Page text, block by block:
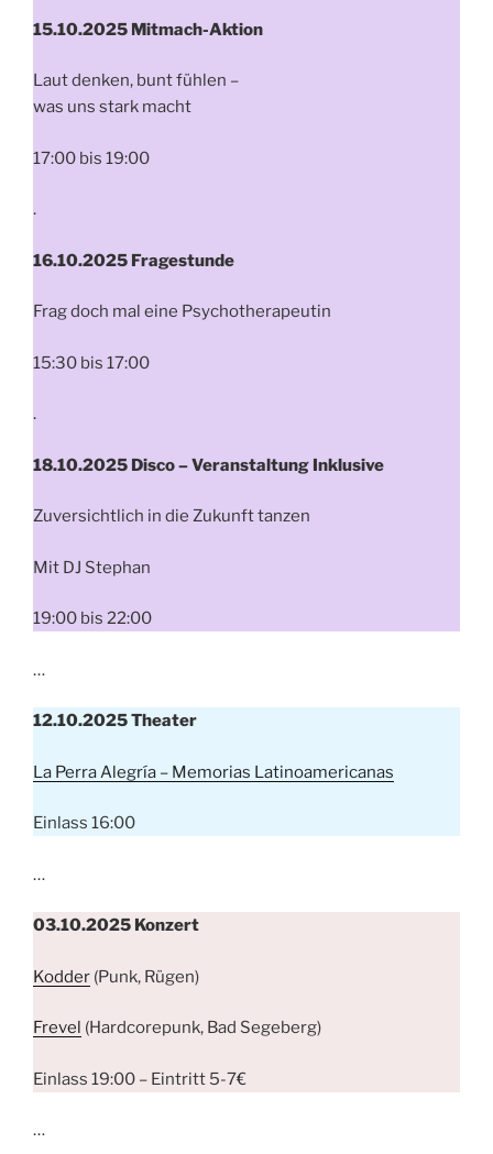
15.10.2025 Mitmach-Aktion
Laut denken, bunt fühlen –
was uns stark macht
17:00 bis 19:00
.
16.10.2025 Fragestunde
Frag doch mal eine Psychotherapeutin
15:30 bis 17:00
.
18.10.2025 Disco – Veranstaltung Inklusive
Zuversichtlich in die Zukunft tanzen
Mit DJ Stephan
19:00 bis 22:00
…
12.10.2025 Theater
La Perra Alegría – Memorias Latinoamericanas
Einlass 16:00
…
03.10.2025 Konzert
Kodder (Punk, Rügen)
Frevel (Hardcorepunk, Bad Segeberg)
Einlass 19:00 – Eintritt 5-7€
…